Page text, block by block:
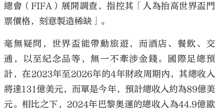
總會（FIFA）展開調查，指控其「人為抬高世界盃門
票價格，刻意製造稀缺」。
毫無疑問，世界盃能帶動旅遊，而酒店、餐飲、交
通，以至紀念品等，無一不牽涉金錢。國際足總預
計，在2023年至2026年的4年財政周期內，其總收入
將達131億美元，而單是今年，預計總收入約為89億美
元。相比之下，2024年巴黎奧運的總收入為44.9億歐